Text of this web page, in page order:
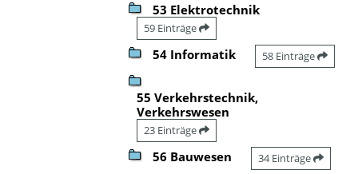
53 Elektrotechnik
59 Einträge
54 Informatik 58 Einträge
55 Verkehrstechnik,
Verkehrswesen
23 Einträge
56 Bauwesen 34 Einträge